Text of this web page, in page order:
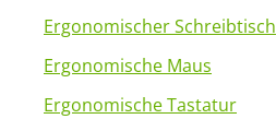
Ergonomischer Schreibtisch
Ergonomische Maus
Ergonomische Tastatur